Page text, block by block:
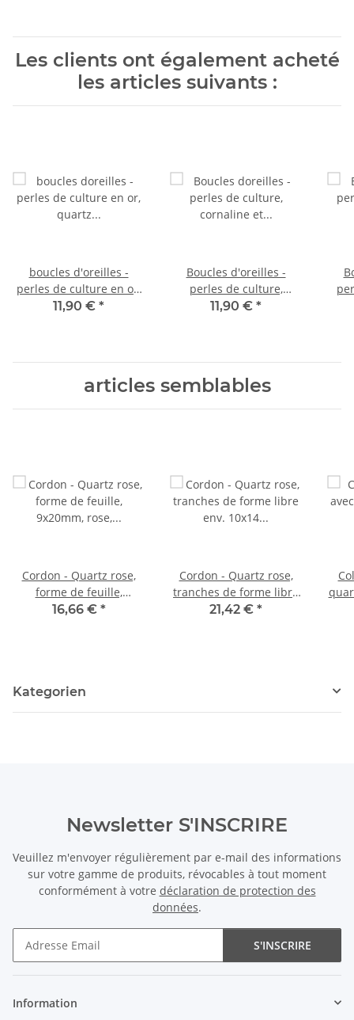
Les clients ont également acheté
les articles suivants :
boucles d'oreilles -
perles de culture en or,
quartz fumé et grenat
11,90 € *
Boucles d'oreilles -
perles de culture,
cornaline et péridot
11,90 € *
articles semblables
Cordon - Quartz rose,
forme de feuille,
9x20mm, rose, 30pcs.
16,66 € *
Cordon - Quartz rose,
tranches de forme libre
env. 10x14 mm rose, 40
21,42 € *
Kategorien
Newsletter S'INSCRIRE
Veuillez m'envoyer régulièrement par e-mail des informations
sur votre gamme de produits, révocables à tout moment
conformément à votre déclaration de protection des
données.
S'INSCRIRE
Information